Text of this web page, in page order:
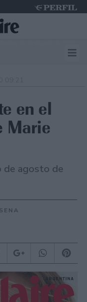
en el
Marie
de agosto de